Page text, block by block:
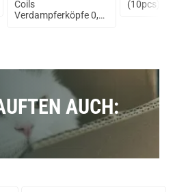
Coils
Verdampferköpfe 0,5
(10pcs)
AUCH: